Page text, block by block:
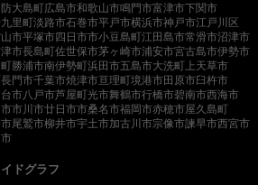
防大島町広島市和歌山市鳴門市富津市下関市
里町淡路市石巻市平戸市横浜市神戸市江戸川区
市平塚市四日市市小豆島町江田島市常滑市沼津市
津市長島町佐世保市茅ヶ崎市浦安市宮古島市伊勢市
勝浦市南伊勢町浜田市五島市大洗町 上天草市
長門市千葉市焼津市亘理町境港市田原市臼杵市
市八戸市芦屋町光市舞鶴市行橋市碧南市西海市
市川市廿日市市桑名市福岡市赤穂市屋久島町
市尾鷲市柳井市宇土市加古川市宗像市諫早市西宮市
ドグラフ